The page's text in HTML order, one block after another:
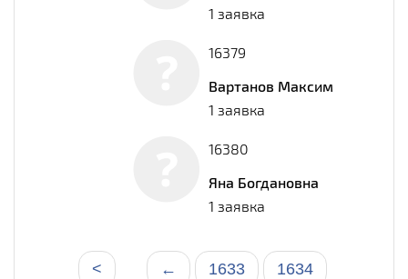
1 заявка
16379
Вартанов Максим
1 заявка
16380
Яна Богдановна
1 заявка
←
< 1633
1634